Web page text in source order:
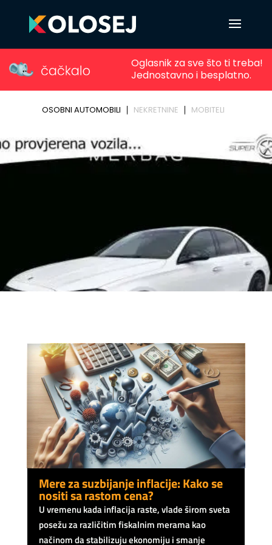
Mere za suzbijanje inflacije: Kako se
nositi sa rastom cena?
U vremenu kada inflacija raste, vlade širom sveta
posežu za različitim fiskalnim merama kao
načinom da stabilizuju ekonomiju i smanje